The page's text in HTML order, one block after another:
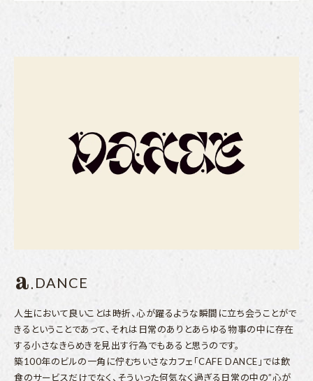
DANCE
人生において良いことは時折、心が躍るような瞬間に立ち会うことがで
きるということであって、それは日常のありとあらゆる物事の中に存在
する小さなきらめきを見出す行為でもあると思うのです。
築100年のビルの一角に佇むちいさなカフェ「CAFE DANCE」では飲
食のサービスだけでなく、そういった何気なく過ぎる日常の中の”心が